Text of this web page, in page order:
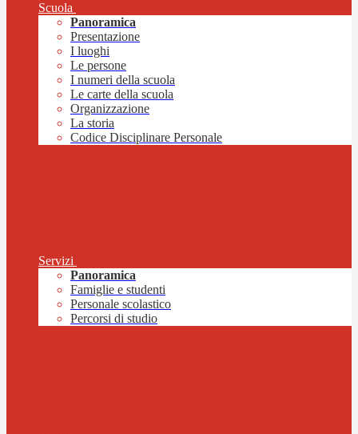
Scuola
Panoramica
Presentazione
I luoghi
Le persone
I numeri della scuola
Le carte della scuola
Organizzazione
La storia
Codice Disciplinare Personale
Servizi
Panoramica
Famiglie e studenti
Personale scolastico
Percorsi di studio